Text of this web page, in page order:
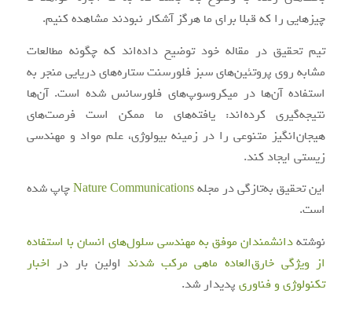
چیزهایی را که قبلا برای ما هرگز آشکار نبودند مشاهده کنیم.
تیم تحقیق در مقاله خود توضیح داده‌اند که چگونه مطالعات
مشابه روی پروتئین‌های سبز فلورسنت ستاره‌های دریایی منجر به
استفاده آن‌ها در میکروسوپ‌های فلورسانس شده است. آن‌ها
نتیجه‌گیری کرده‌اند: یافته‌های ما ممکن است فرصت‌های
هیجان‌انگیز متنوعی را در زمینه بیولوژی، علم مواد و مهندسی
زیستی ایجاد کند.
این تحقیق به‌تازگی در مجلهNature Communicationsچاپ شده
است.
نوشتهدانشمندان موفق به مهندسی سلول‌های انسان با استفاده
از ویژگی خارق‌العاده ماهی مرکب شدنداولین بار در اخبار
تکنولوژی و فناوریپدیدار شد.